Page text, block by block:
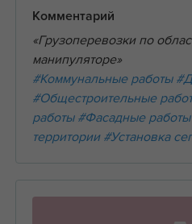
Комментарий
«Грузоперевозки по
манипуляторе»
#Коммунальные работы
#Общестроительные
работы #Фасадные работы
территории #Установка